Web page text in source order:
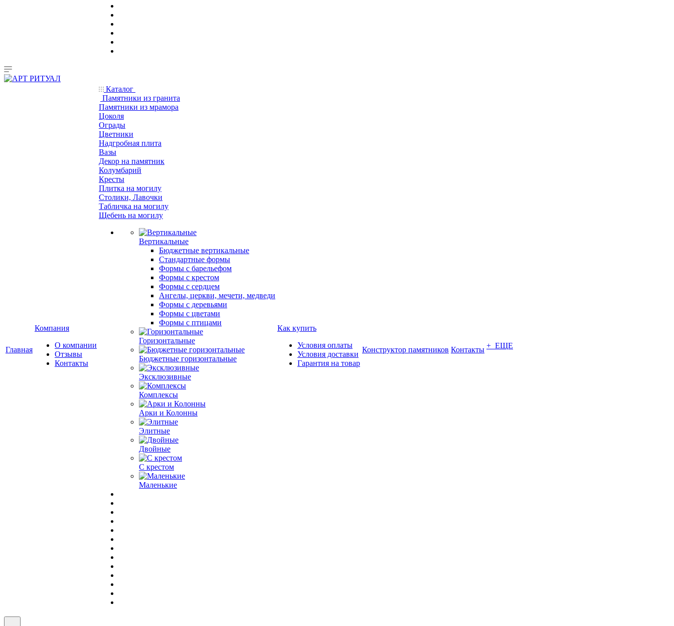
Главная
Компания
О компании
Отзывы
Контакты
Каталог
Памятники из гранита
Памятники из мрамора
Цоколя
Ограды
Цветники
Надгробная плита
Вазы
Декор на памятник
Колумбарий
Кресты
Плитка на могилу
Столики, Лавочки
Табличка на могилу
Щебень на могилу
Вертикальные
Бюджетные вертикальные
Стандартные формы
Формы с барельефом
Формы с крестом
Формы с сердцем
Ангелы, церкви, мечети, медведи
Формы с деревьями
Формы с цветами
Формы с птицами
Горизонтальные
Бюджетные горизонтальные
Эксклюзивные
Комплексы
Арки и Колонны
Элитные
Двойные
С крестом
Маленькие
Как купить
Условия оплаты
Условия доставки
Гарантия на товар
Конструктор памятников Контакты + ЕЩЕ